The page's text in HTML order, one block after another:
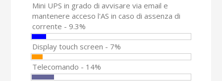
Mini UPS in grado di avvisare via email e
mantenere acceso l'AS in caso di assenza di
corrente - 9.3%
Display touch screen - 7%
Telecomando - 14%